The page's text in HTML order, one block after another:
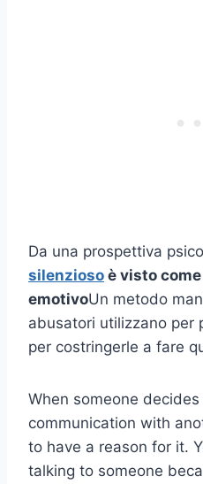
Da una prospettiva
silenzioso è visto
emotivoUn metodo
abusatori utilizzano per
per costringerle a fare
When someone
communication with
to have a reason for it.
talking to someone